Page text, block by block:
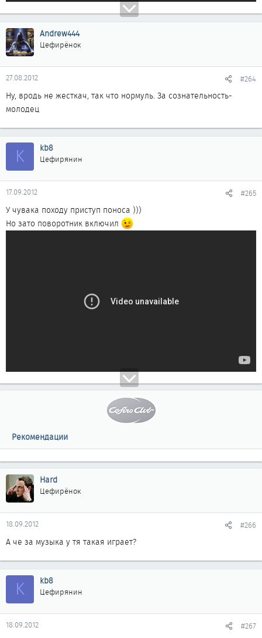
Andrew444
Цефирёнок
27.08.2012 #264
Ну, вродь не жесткач, так что нормуль. За сознательность-
молодец
K kb8
Цефирянин
17.09.2012 #265
У чувака походу приступ поноса )))
Но зато поворотник включил
Рекомендации
Hard
Цефирёнок
18.09.2012 #266
А че за музыка у тя такая играет?
K kb8
Цефирянин
18.09.2012 #267